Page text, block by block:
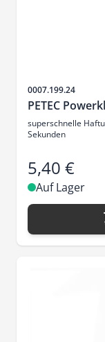
Artikelnr.
0007.199.24
PETEC
superschnelle
Sekunden
5,40 €
Auf Lager